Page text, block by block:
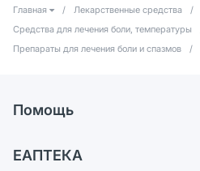
Главная / Лекарственные средства
/
Средства для лечения боли, температуры
Препараты для лечения боли и спазмов
/
Помощь
Обмен и возврат
ЕАПТЕКА